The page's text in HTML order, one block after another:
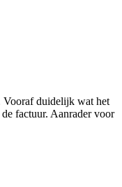
Vooraf duidelijk wat het
factuur. Aanrader voor